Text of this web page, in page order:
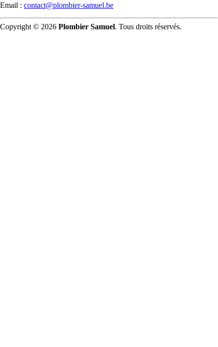
Email : contact@plombier-samuel.be
Copyright © 2026 Plombier Samuel. Tous droits réservés.